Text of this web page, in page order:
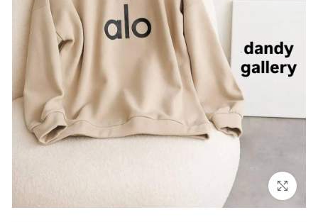
بزرگنمایی تصویر